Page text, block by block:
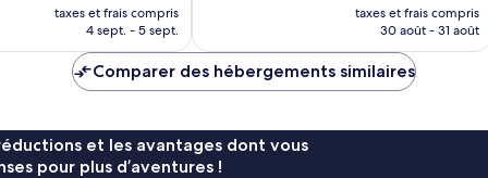
nouveau
prix
de
197 €
taxes et frais compris
4 sept. - 5 sept.
nouveau
prix
taxes et frais compris
30 août - 31 août
Comparer des hébergements similaires
et les avantages dont vous
pour plus d’aventures !